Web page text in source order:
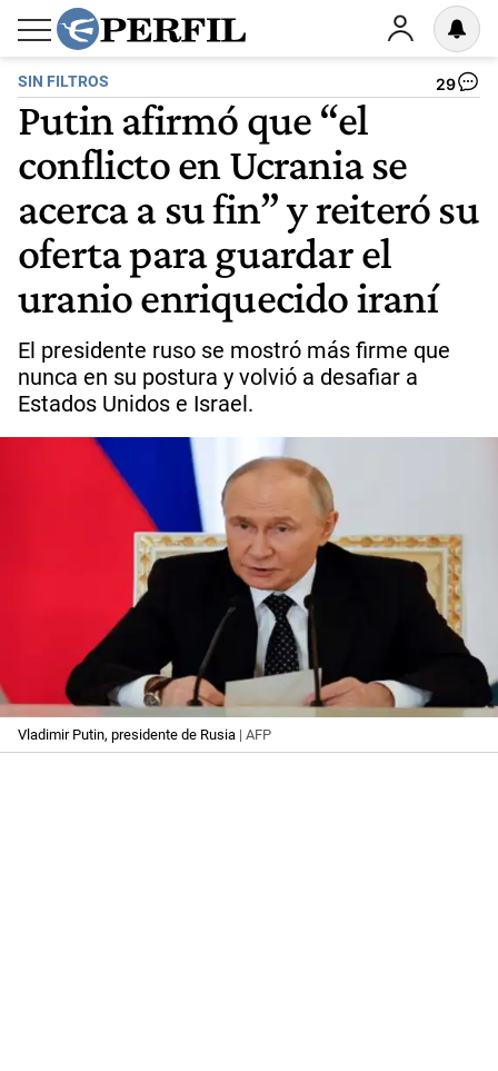
SIN FILTROS 29
Putin afirmó que “el
conflicto en Ucrania se
acerca a su fin” y reiteró su
oferta para guardar el
uranio enriquecido iraní
El presidente ruso se mostró más firme que
nunca en su postura y volvió a desafiar a
Estados Unidos e Israel.
Vladimir Putin, presidente de Rusia | AFP